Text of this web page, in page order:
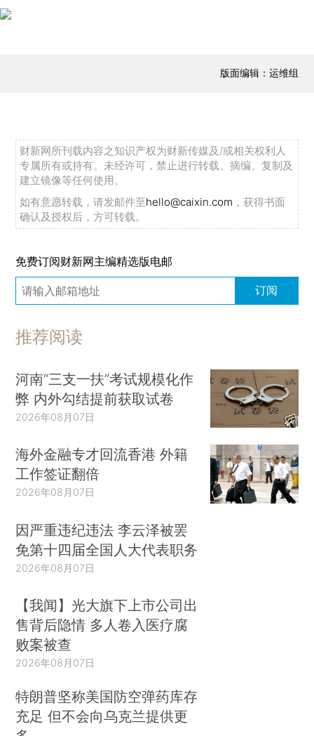
版面编辑：运维组
财新网所刊载内容之知识产权为财新传媒及/或相关权利人
专属所有或持有。未经许可，禁止进行转载、摘编、复制及
建立镜像等任何使用。
如有意愿转载，请发邮件至hello@caixin.com ，获得书面
确认及授权后，方可转载。
免费订阅财新网主编精选版电邮
订阅
推荐阅读
河南“三支一扶”考试规模化作
弊 内外勾结提前获取试卷
2026年08月07日
海外金融专才回流香港 外籍
工作签证翻倍
2026年08月07日
因严重违纪违法 李云泽被罢
免第十四届全国人大代表职务
2026年08月07日
【我闻】光大旗下上市公司出
售背后隐情 多人卷入医疗腐
败案被查
2026年08月07日
特朗普坚称美国防空弹药库存
充足 但不会向乌克兰提供更